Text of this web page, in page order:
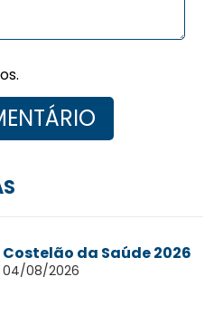
Costelão da Saúde 2026
04/08/2026